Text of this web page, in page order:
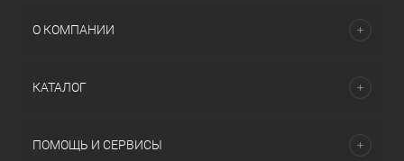
О КОМПАНИИ
КАТАЛОГ
ПОМОЩЬ И СЕРВИСЫ